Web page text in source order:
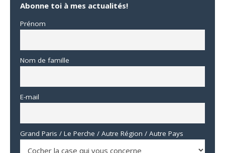
Abonne toi à mes actualités!
Prénom
Nom de famille
E-mail
Grand Paris / Le Perche / Autre Région / Autre Pays